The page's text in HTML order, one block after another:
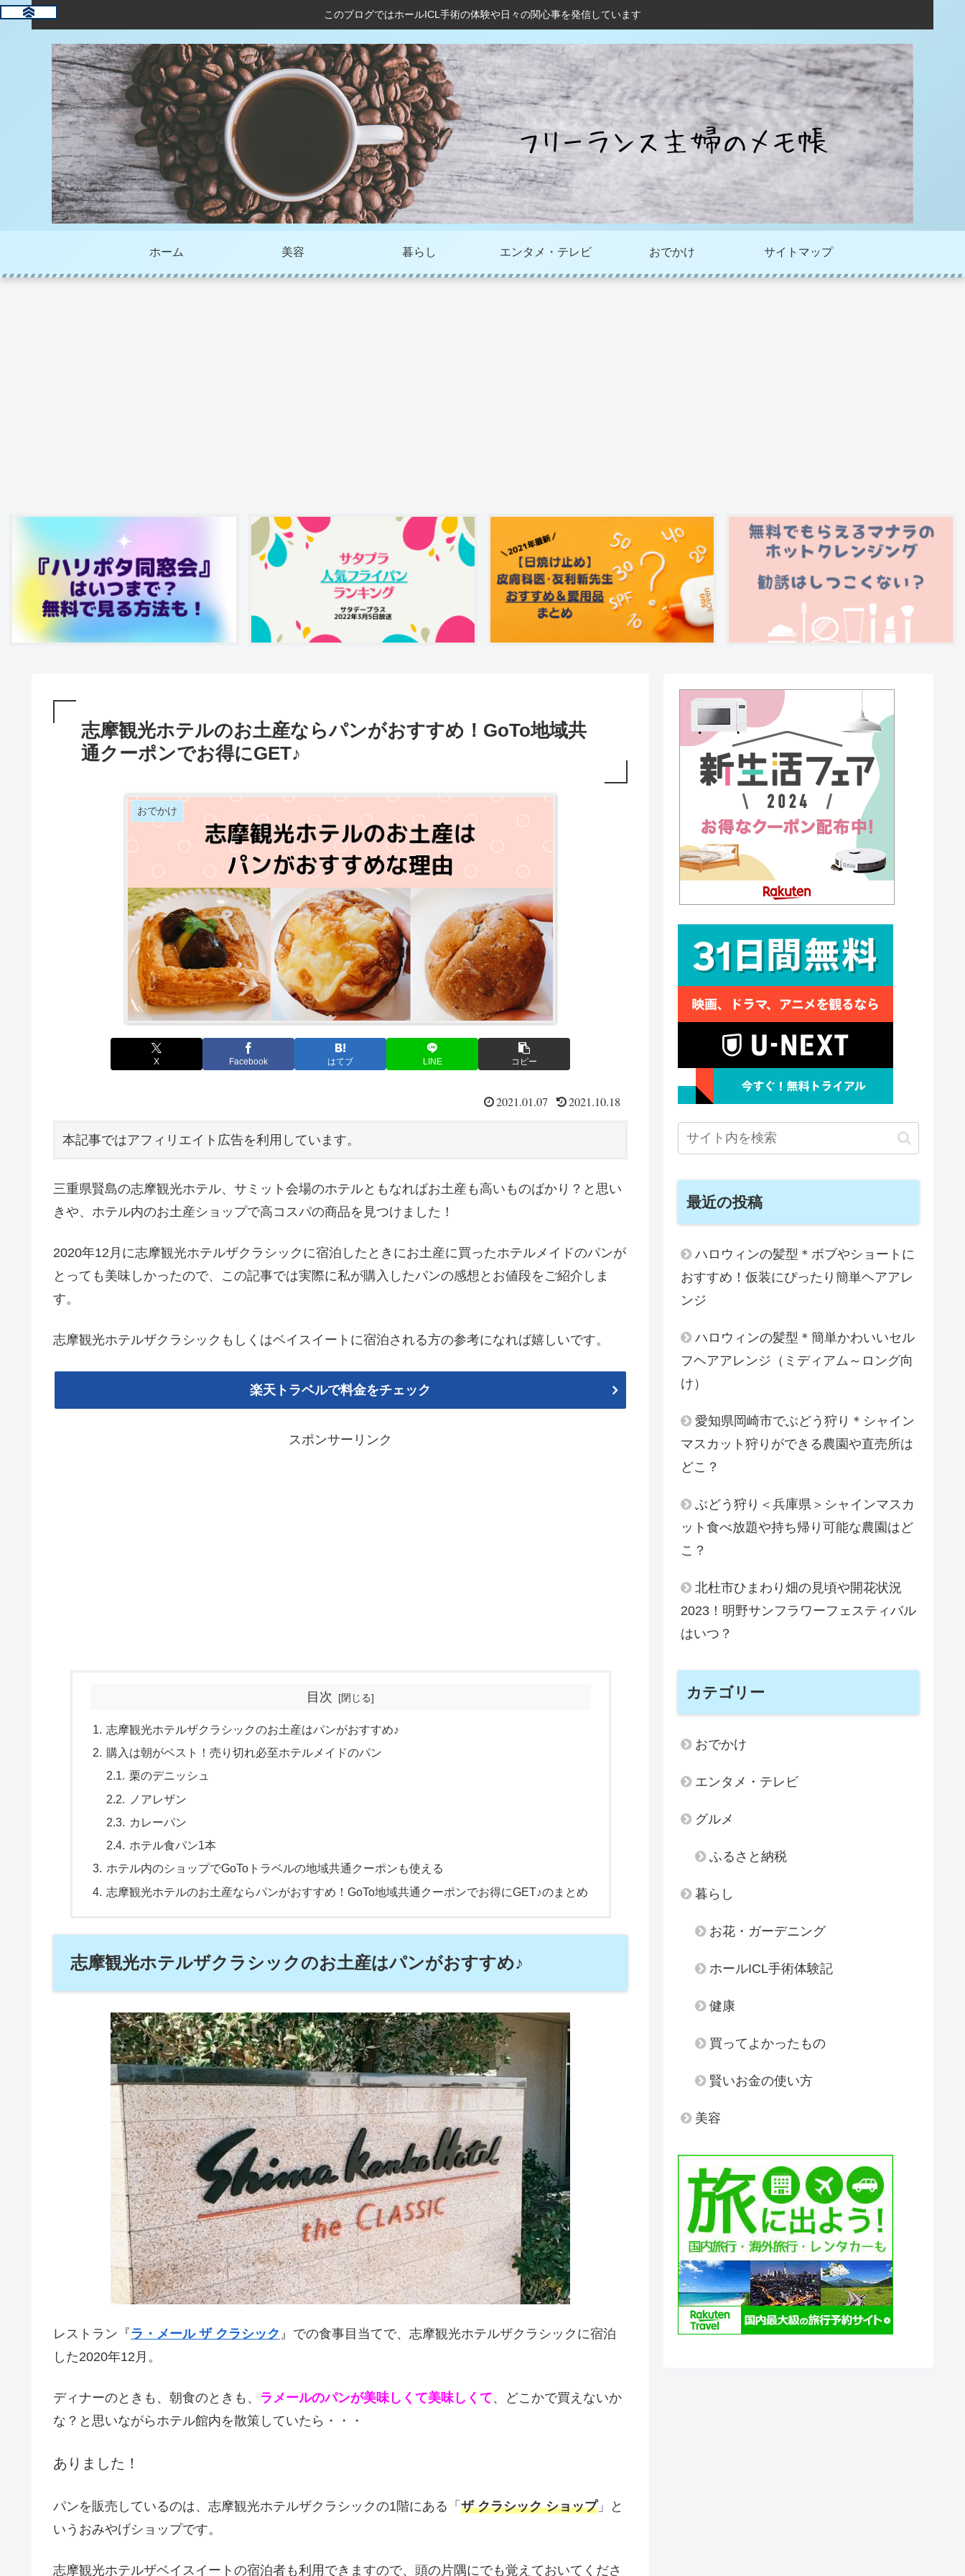
このブログではホールICL手術の体験や日々の関心事を発信しています
ホーム 美容 暮らし エンタメ・テレビ おでかけ サイトマップ
志摩観光ホテルのお土産ならパンがおすすめ！GoTo地域共
通クーポンでお得にGET♪
おでかけ
X Facebook はてブ LINE コピー
2021.01.07 2021.10.18
本記事ではアフィリエイト広告を利用しています。
三重県賢島の志摩観光ホテル、サミット会場のホテルともなればお土産も高いものばかり？と思い
きや、ホテル内のお土産ショップで高コスパの商品を見つけました！
2020年12月に志摩観光ホテルザクラシックに宿泊したときにお土産に買ったホテルメイドのパンが
とっても美味しかったので、この記事では実際に私が購入したパンの感想とお値段をご紹介しま
す。
志摩観光ホテルザクラシックもしくはベイスイートに宿泊される方の参考になれば嬉しいです。
楽天トラベルで料金をチェック
スポンサーリンク
目次
志摩観光ホテルザクラシックのお土産はパンがおすすめ♪
購入は朝がベスト！売り切れ必至ホテルメイドのパン
栗のデニッシュ
ノアレザン
カレーパン
ホテル食パン1本
ホテル内のショップでGoToトラベルの地域共通クーポンも使える
志摩観光ホテルのお土産ならパンがおすすめ！GoTo地域共通クーポンでお得にGET♪のまとめ
志摩観光ホテルザクラシックのお土産はパンがおすすめ♪
レストラン『 ラ・メール ザ クラシック 』での食事目当てで、志摩観光ホテルザクラシックに宿泊
した2020年12月。
ディナーのときも、朝食のときも、 ラメールのパンが美味しくて美味しくて、どこかで買えないか
な？と思いながらホテル館内を散策していたら・・・
ありました！
パンを販売しているのは、志摩観光ホテルザクラシックの1階にある「 ザ クラシック ショップ」と
いうおみやげショップです。
志摩観光ホテルザベイスイートの宿泊者も利用できますので、頭の片隅にでも覚えておいてくださ
最近の投稿
ハロウィンの髪型＊ボブやショートに
おすすめ！仮装にぴったり簡単ヘアアレ
ンジ
ハロウィンの髪型＊簡単かわいいセル
フヘアアレンジ（ミディアム～ロング向
け）
愛知県岡崎市でぶどう狩り＊シャイン
マスカット狩りができる農園や直売所は
どこ？
ぶどう狩り＜兵庫県＞シャインマスカ
ット食べ放題や持ち帰り可能な農園はど
こ？
北杜市ひまわり畑の見頃や開花状況
2023！明野サンフラワーフェスティバル
はいつ？
カテゴリー
おでかけ
エンタメ・テレビ
グルメ
ふるさと納税
暮らし
お花・ガーデニング
ホールICL手術体験記
健康
買ってよかったもの
賢いお金の使い方
美容